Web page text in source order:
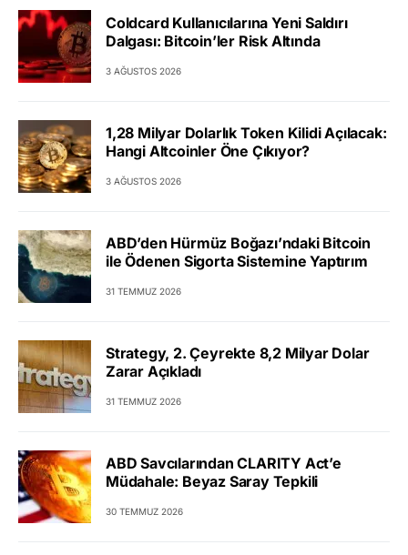
Coldcard Kullanıcılarına Yeni Saldırı
Dalgası: Bitcoin’ler Risk Altında
3 AĞUSTOS 2026
1,28 Milyar Dolarlık Token Kilidi Açılacak:
Hangi Altcoinler Öne Çıkıyor?
3 AĞUSTOS 2026
ABD’den Hürmüz Boğazı’ndaki Bitcoin
ile Ödenen Sigorta Sistemine Yaptırım
31 TEMMUZ 2026
Strategy, 2. Çeyrekte 8,2 Milyar Dolar
Zarar Açıkladı
31 TEMMUZ 2026
ABD Savcılarından CLARITY Act’e
Müdahale: Beyaz Saray Tepkili
30 TEMMUZ 2026